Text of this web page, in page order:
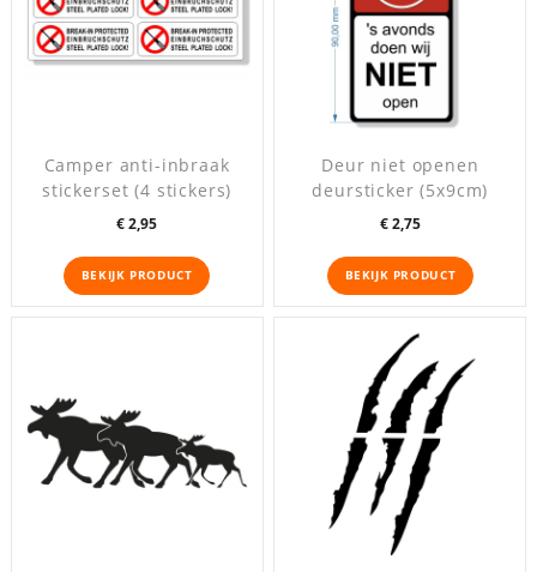
Camper anti-inbraak
stickerset (4 stickers)
Prijs
€ 2,95
BEKIJK PRODUCT
Deur niet openen
deursticker (5x9cm)
Prijs
€ 2,75
BEKIJK PRODUCT